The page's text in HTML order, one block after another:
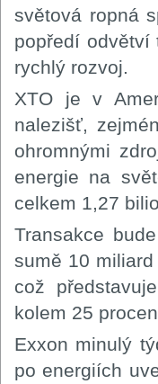
světová ropná
popředí odvětví
rychlý rozvoj.
XTO je v
nalezišť,
ohromnými
energie na
celkem 1,27
Transakce
sumě 10
což
kolem 25
Exxon minulý
po energiích